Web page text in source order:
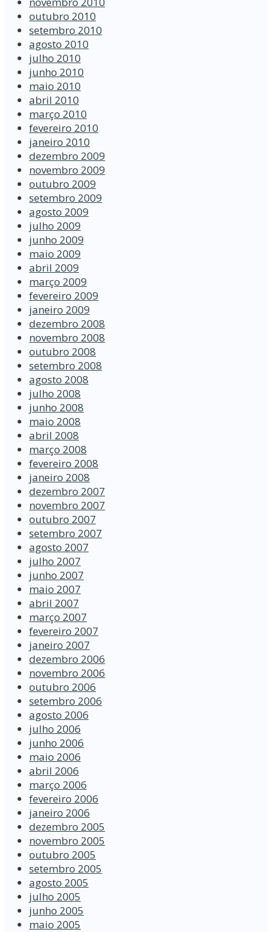
outubro 2010
setembro 2010
agosto 2010
julho 2010
junho 2010
maio 2010
abril 2010
março 2010
fevereiro 2010
janeiro 2010
dezembro 2009
novembro 2009
outubro 2009
setembro 2009
agosto 2009
julho 2009
junho 2009
maio 2009
abril 2009
março 2009
fevereiro 2009
janeiro 2009
dezembro 2008
novembro 2008
outubro 2008
setembro 2008
agosto 2008
julho 2008
junho 2008
maio 2008
abril 2008
março 2008
fevereiro 2008
janeiro 2008
dezembro 2007
novembro 2007
outubro 2007
setembro 2007
agosto 2007
julho 2007
junho 2007
maio 2007
abril 2007
março 2007
fevereiro 2007
janeiro 2007
dezembro 2006
novembro 2006
outubro 2006
setembro 2006
agosto 2006
julho 2006
junho 2006
maio 2006
abril 2006
março 2006
fevereiro 2006
janeiro 2006
dezembro 2005
novembro 2005
outubro 2005
setembro 2005
agosto 2005
julho 2005
junho 2005
maio 2005